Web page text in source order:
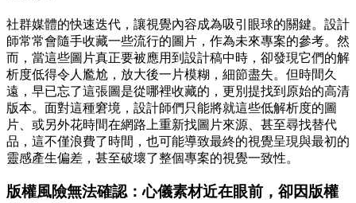
社群媒體的快速迭代，讓視覺內容成為吸引眼球的關鍵。設計
師常常會隨手收藏一些流行的圖片，作為未來專案的參考。然
而，當這些圖片真正要被應用到設計稿中時，卻發現它們的解
析度低得令人尷尬，放大後一片模糊，細節盡失。但時間久
遠，早已忘了這張圖是從哪裡收藏的，更別提找到原始的高清
版本。面對這種窘境，設計師們只能將就這些低解析度的圖
片、或另外花時間在網路上重新找圖片來源、甚至尋找替代
品，這不僅浪費了時間，也可能導致最終的視覺呈現與最初的
靈感產生偏差，甚至破壞了整個專案的視覺一致性。
版權風險無法確認：心儀素材近在眼前，卻因版權